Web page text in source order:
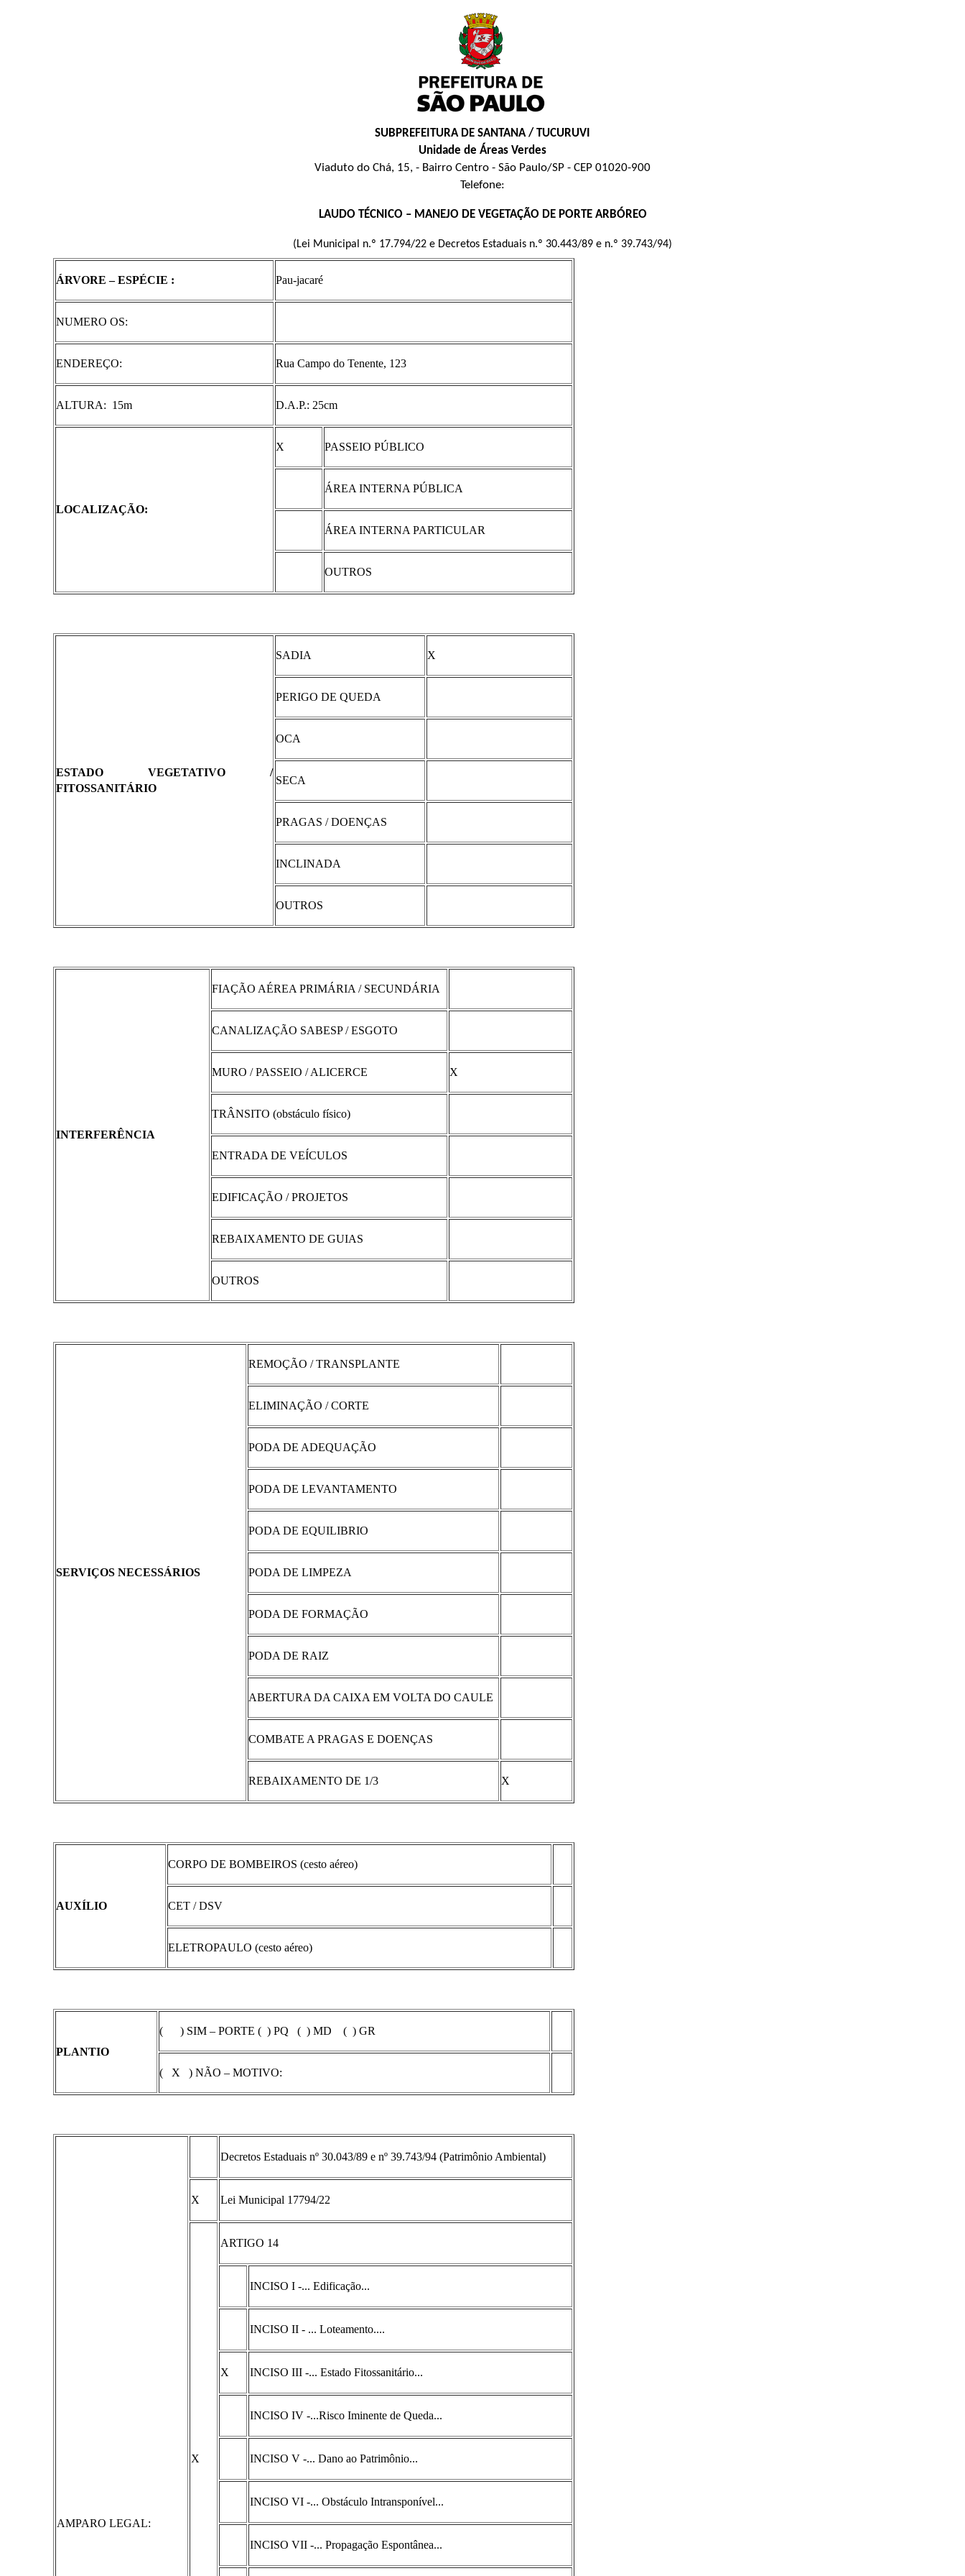
SUBPREFEITURA DE SANTANA / TUCURUVI
Unidade de Áreas Verdes
Viaduto do Chá, 15, - Bairro Centro - São Paulo/SP - CEP 01020-900
Telefone:
LAUDO TÉCNICO – MANEJO DE VEGETAÇÃO DE PORTE ARBÓREO
(Lei Municipal n.º 17.794/22 e Decretos Estaduais n.º 30.443/89 e n.º 39.743/94)
ÁRVORE – ESPÉCIE : Pau-jacaré
NUMERO OS:
ENDEREÇO: Rua Campo do Tenente, 123
ALTURA: 15m D.A.P.: 25cm
LOCALIZAÇÃO:
X PASSEIO PÚBLICO
ÁREA INTERNA PÚBLICA
ÁREA INTERNA PARTICULAR
OUTROS
ESTADO VEGETATIVO /
FITOSSANITÁRIO
SADIA X
PERIGO DE QUEDA
OCA
SECA
PRAGAS / DOENÇAS
INCLINADA
OUTROS
INTERFERÊNCIA
FIAÇÃO AÉREA PRIMÁRIA / SECUNDÁRIA
CANALIZAÇÃO SABESP / ESGOTO
MURO / PASSEIO / ALICERCE X
TRÂNSITO (obstáculo físico)
ENTRADA DE VEÍCULOS
EDIFICAÇÃO / PROJETOS
REBAIXAMENTO DE GUIAS
OUTROS
SERVIÇOS NECESSÁRIOS
REMOÇÃO / TRANSPLANTE
ELIMINAÇÃO / CORTE
PODA DE ADEQUAÇÃO
PODA DE LEVANTAMENTO
PODA DE EQUILIBRIO
PODA DE LIMPEZA
PODA DE FORMAÇÃO
PODA DE RAIZ
ABERTURA DA CAIXA EM VOLTA DO CAULE
COMBATE A PRAGAS E DOENÇAS
REBAIXAMENTO DE 1/3 X
AUXÍLIO
CORPO DE BOMBEIROS (cesto aéreo)
CET / DSV
ELETROPAULO (cesto aéreo)
PLANTIO
( ) SIM – PORTE ( ) PQ ( ) MD ( ) GR
( X ) NÃO – MOTIVO:
AMPARO LEGAL:
Decretos Estaduais nº 30.043/89 e nº 39.743/94 (Patrimônio Ambiental)
X Lei Municipal 17794/22
X
ARTIGO 14
INCISO I -... Edificação...
INCISO II - ... Loteamento....
X INCISO III -... Estado Fitossanitário...
INCISO IV -...Risco Iminente de Queda...
INCISO V -... Dano ao Patrimônio...
INCISO VI -... Obstáculo Intransponível...
INCISO VII -... Propagação Espontânea...